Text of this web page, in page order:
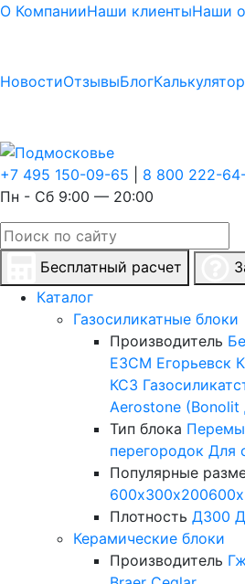
О КомпанииНаши клиентыНаши
НовостиОтзывыБлогКалькулятор
+7 495 150-09-65
8 800 222-
Пн - Сб 9:00 — 20:00
Бесплатный расчет
Каталог
Газосиликатные блоки
Производитель
ЕЗСМ Егорьевск
КСЗ
Aerostone
Тип блока
перегородок Для
Популярные
600х300х200
Плотность Д300
Керамические блоки
Производитель